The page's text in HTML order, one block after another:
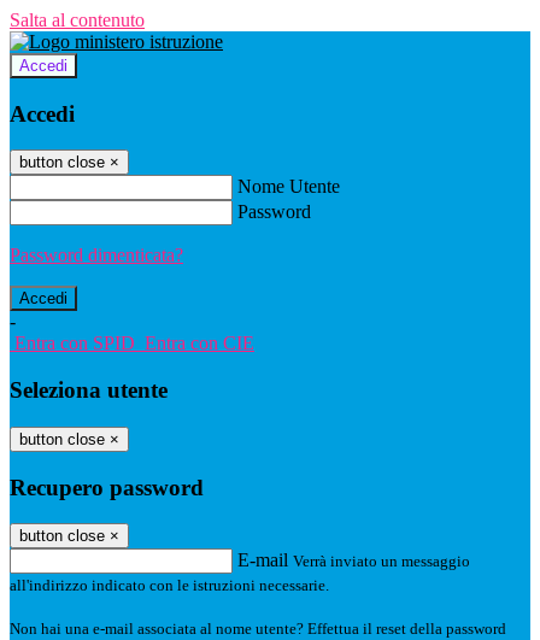
Salta al contenuto
Accedi
Accedi
button close ×
Nome Utente
Password
Password dimenticata?
-
Entra con SPID Entra con CIE
Seleziona utente
button close ×
Recupero password
button close ×
E-mail Verrà inviato un messaggio
all'indirizzo indicato con le istruzioni necessarie.
Non hai una e-mail associata al nome utente? Effettua il reset della password